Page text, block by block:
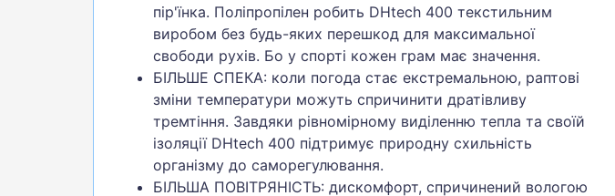
пір'їнка. Поліпропілен робить DHtech 400 текстильним
виробом без будь-яких перешкод для максимальної
свободи рухів. Бо у спорті кожен грам має значення.
БІЛЬШЕ СПЕКА: коли погода стає екстремальною, раптові
зміни температури можуть спричинити дратівливу
тремтіння. Завдяки рівномірному виділенню тепла та своїй
ізоляції DHtech 400 підтримує природну схильність
організму до саморегулювання.
БІЛЬША ПОВІТРЯНІСТЬ: дискомфорт, спричинений вологою